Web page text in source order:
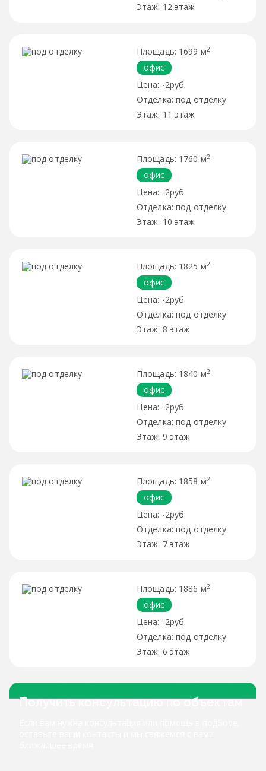
12 этаж
1699 м2
офис
-2руб.
под отделку
11 этаж
1760 м2
офис
-2руб.
под отделку
10 этаж
1825 м2
офис
-2руб.
под отделку
8 этаж
1840 м2
офис
-2руб.
под отделку
9 этаж
1858 м2
офис
-2руб.
под отделку
7 этаж
1886 м2
офис
-2руб.
под отделку
6 этаж
Получить консультацию по объектам